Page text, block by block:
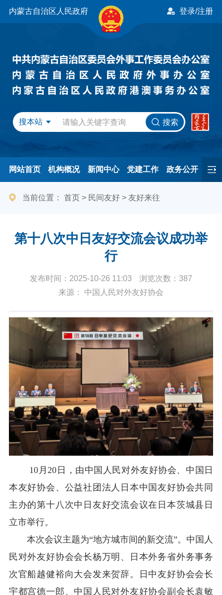
内蒙古自治区人民政府 登录/注册
搜本站 搜索
网站首页 机构概况 新闻中心 党建工作 政务公开
办事服务 民间友好 港澳事务 互动交流
当前位置： 首页> 民间友好> 友好来往
第十八次中日友好交流会议成功举
行
发布时间：2025-10-26 11:03
浏览次数：387
来源： 中国人民对外友好协会
10月20日，由中国人民对外友好协会、中国日
本友好协会、公益社团法人日本中国友好协会共同
主办的第十八次中日友好交流会议在日本茨城县日
立市举行。
本次会议主题为“地方城市间的新交流”。中国人
民对外友好协会会长杨万明、日本外务省外务事务
次官船越健裕向大会发来贺辞。日中友好协会会长
宇都宫德一郎、中国人民对外友好协会副会长袁敏